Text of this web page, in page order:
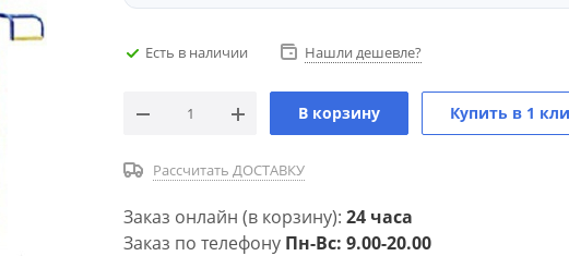
Есть в наличии Нашли дешевле?
В корзину Купить в 1
Рассчитать ДОСТАВКУ
Заказ онлайн (в корзину): 24 часа
Заказ по телефону Пн-Вс: 9.00-20.00